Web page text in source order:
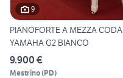
9
PIANOFORTE A MEZZA CODA
YAMAHA G2 BIANCO
9.900 €
Mestrino(PD)